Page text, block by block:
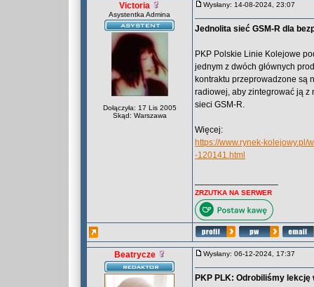
Victoria
Asystentka Admina
Dołączyła: 17 Lis 2005
Skąd: Warszawa
Wysłany: 14-08-2024, 23:07
Jednolita sieć GSM-R dla
PKP Polskie Linie Kolejowe
jednym z dwóch głównych
kontraktu przeprowadzone są
radiowej, aby zintegrować ją z
sieci GSM-R.
Więcej:
https://www.rynek-
-120141.html
ZRZUTKA NA SERWER
Beatrycze Wysłany: 06-12-2024, 17:37
PKP PLK: Odrobiliśmy lekcję